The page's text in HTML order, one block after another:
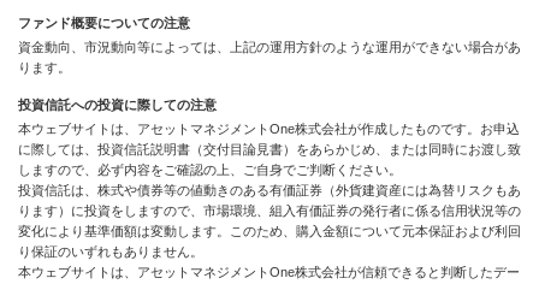
ファンド概要についての注意
資金動向、市況動向等によっては、上記の運用方針のような運用ができない場合があ
ります。
投資信託への投資に際しての注意
本ウェブサイトは、アセットマネジメントOne株式会社が作成したものです。お申込
に際しては、投資信託説明書（交付目論見書）をあらかじめ、または同時にお渡し致
しますので、必ず内容をご確認の上、ご自身でご判断ください。
投資信託は、株式や債券等の値動きのある有価証券（外貨建資産には為替リスクもあ
ります）に投資をしますので、市場環境、組入有価証券の発行者に係る信用状況等の
変化により基準価額は変動します。このため、購入金額について元本保証および利回
り保証のいずれもありません。
本ウェブサイトは、アセットマネジメントOne株式会社が信頼できると判断したデー